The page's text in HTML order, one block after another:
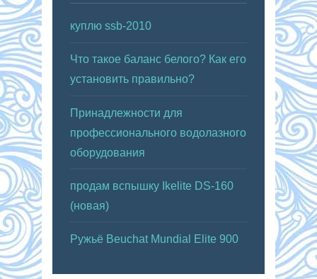
куплю ssb-2010
Что такое баланс белого? Как его
установить правильно?
Принадлежности для
профессионального водолазного
оборудования
продам вспышку Ikelite DS-160
(новая)
Ружьё Beuchat Mundial Elite 900